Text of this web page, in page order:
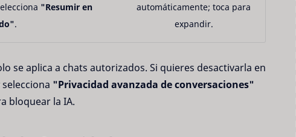
"Resumir en
.
automáticamente; toca para
expandir.
se aplica a chats autorizados. Si quieres desactivarla en
"Privacidad avanzada de conversaciones"
bloquear la IA.